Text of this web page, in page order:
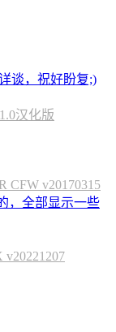
谈，祝好盼复;)
汉化版
CFW v20170315
，全部显示一些